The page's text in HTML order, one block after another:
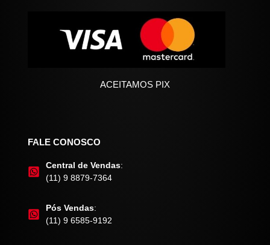
ACEITAMOS PIX
FALE CONOSCO
Central de Vendas:
(11) 9 8879-7364
Pós Vendas:
(11) 9 6585-9192